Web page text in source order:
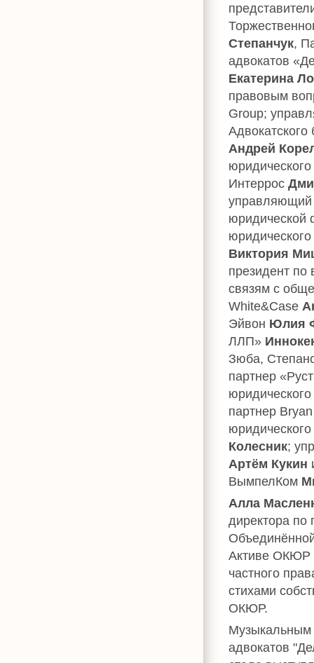
Степанчук,
адвокатов
Екатерина
правовым
Group;
Андрей
Интеррос
управляющий
Виктория
президент по
связям с
White&Case
Эйвон Юлия
ЛЛП»
Зюба,
партнер
партнер
Колесник;
Артём Кукин
ВымпелКом
Алла
директора
Активе ОКЮР
частного
стихами
ОКЮР.
Музыкальным
адвокатов